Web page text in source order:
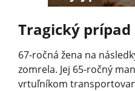
Tragický prípad
67-ročná žena na
zomrela. Jej 65-ročný
vrtuľníkom